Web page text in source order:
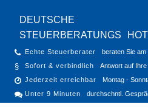
DEUTSCHE
STEUERBERATUNGS
Echte Steuerberater
beraten Sie am
Sofort & verbindlich
Antwort auf
Jederzeit erreichbar
Montag -
Unter 9 Minuten
durchschntl.